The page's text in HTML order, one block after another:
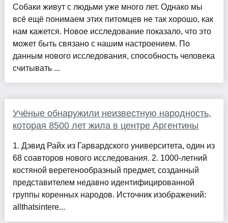
Собаки живут с людьми уже много лет. Однако мы
всё ещё понимаем этих питомцев не так хорошо, как
нам кажется. Новое исследование показало, что это
может быть связано с нашим настроением. По
данным нового исследования, способность человека
считывать ...
Учёные обнаружили неизвестную народность,
которая 8500 лет жила в центре Аргентины
1. Дэвид Райх из Гарвардского университета, один из
68 соавторов нового исследования. 2. 1000-летний
костяной веретенообразный предмет, созданный
представителем недавно идентифицированной
группы коренных народов. Источник изображений:
allthatsintere...